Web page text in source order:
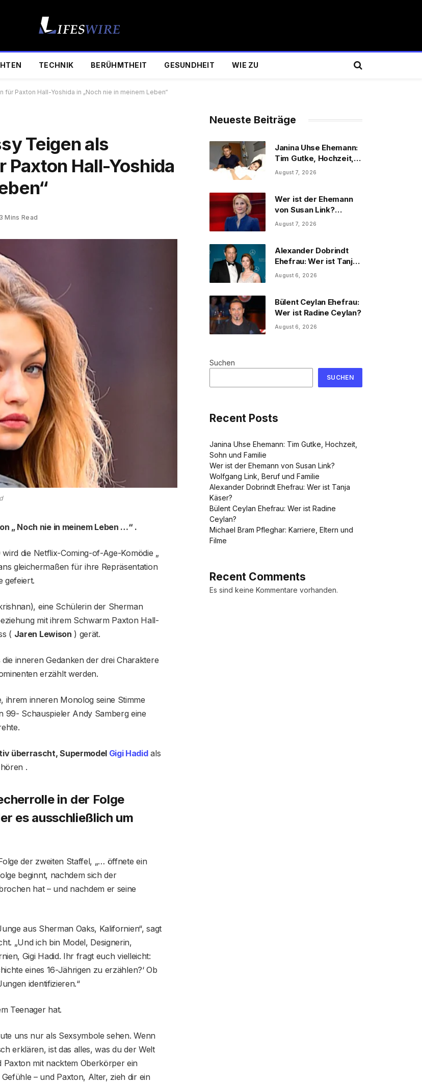
TECHNIK BERÜHMTHEIT GESUNDHEIT WIE ZU
Paxton Hall-Yoshida in „Noch nie in meinem Leben“
Teigen als
Paxton Hall-Yoshida
3 Mins Read
„ Noch nie in meinem Leben …“ .
die Netflix-Coming-of-Age-Komödie „
gleichermaßen für ihre Repräsentation
gefeiert.
eine Schülerin der Sherman
mit ihrem Schwarm Paxton Hall-
( Jaren Lewison ) gerät.
inneren Gedanken der drei Charaktere
erzählt werden.
ihrem inneren Monolog seine Stimme
99- Schauspieler Andy Samberg eine
überrascht, Supermodel Gigi Hadidals
.
in der Folge
es ausschließlich um
der zweiten Staffel, „… öffnete ein
beginnt, nachdem sich der
hat – und nachdem er seine
aus Sherman Oaks, Kalifornien“, sagt
„Und ich bin Model, Designerin,
Gigi Hadid. Ihr fragt euch vielleicht:
eines 16-Jährigen zu erzählen?‘ Ob
identifizieren.“
Teenager hat.
uns nur als Sexsymbole sehen. Wenn
erklären, ist das alles, was du der Welt
Paxton mit nacktem Oberkörper ein
– und Paxton, Alter, zieh dir ein
Neueste Beiträge
Janina Uhse Ehemann:
Tim Gutke, Hochzeit,
Sohn und Familie
August 7, 2026
Wer ist der Ehemann
von Susan Link?
Wolfgang Link, Beruf
August 7, 2026
Alexander Dobrindt
Ehefrau: Wer ist Tanja
Käser?
August 6, 2026
Bülent Ceylan Ehefrau:
Wer ist Radine Ceylan?
August 6, 2026
Suchen
SUCHEN
Recent Posts
Janina Uhse Ehemann: Tim Gutke, Hochzeit,
Sohn und Familie
Wer ist der Ehemann von Susan Link?
Wolfgang Link, Beruf und Familie
Alexander Dobrindt Ehefrau: Wer ist Tanja
Käser?
Bülent Ceylan Ehefrau: Wer ist Radine
Ceylan?
Michael Bram Pfleghar: Karriere, Eltern und
Filme
Recent Comments
Es sind keine Kommentare vorhanden.